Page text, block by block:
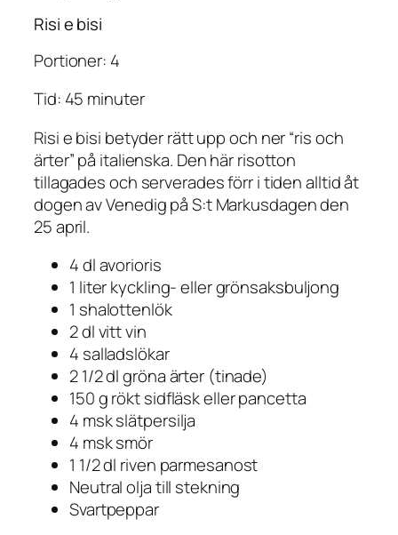
Risi e bisi
Portioner: 4
Tid: 45 minuter
Risi e bisi betyder rätt upp och ner “ris och
ärter” på italienska. Den här risotton
tillagades och serverades förr i tiden alltid åt
dogen av Venedig på S:t Markusdagen den
25 april.
4 dl avorioris
1 liter kyckling- eller grönsaksbuljong
1 shalottenlök
2 dl vitt vin
4 salladslökar
2 1/2 dl gröna ärter (tinade)
150 g rökt sidfläsk eller pancetta
4 msk slätpersilja
4 msk smör
1 1/2 dl riven parmesanost
Neutral olja till stekning
Svartpeppar